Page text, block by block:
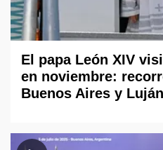
El papa León XIV
en noviembre:
Buenos Aires y Luján